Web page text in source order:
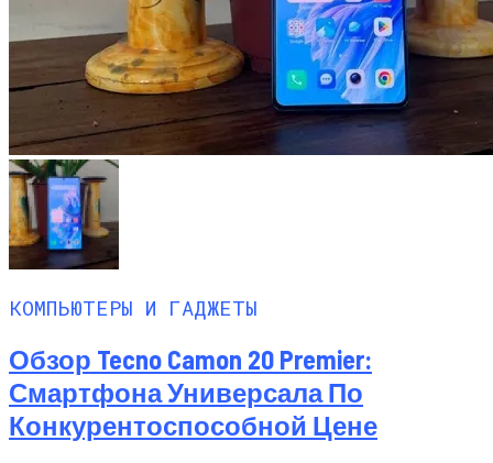
КОМПЬЮТЕРЫ И ГАДЖЕТЫ
Обзор Tecno Camon 20 Premier:
Смартфона Универсала По
Конкурентоспособной Цене